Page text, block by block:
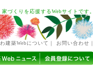
づくりを応援するWebサイトです。
建築Webについて｜ お問い合わせ｜